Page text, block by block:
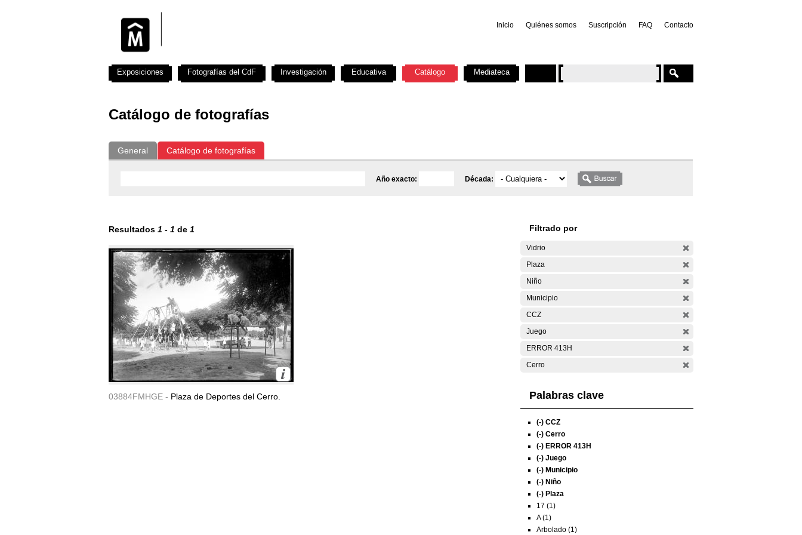
Inicio Quiénes somos Suscripción FAQ Contacto
Catálogo de fotografías
General Catálogo de fotografías
Año exacto: Década:
Resultados 1 - 1 de 1
03884FMHGE - Plaza de Deportes del Cerro.
Filtrado por
Vidrio
Plaza
Niño
Municipio
CCZ
Juego
ERROR 413H
Cerro
Palabras clave
(-) CCZ
(-) Cerro
(-) ERROR 413H
(-) Juego
(-) Municipio
(-) Niño
(-) Plaza
17 (1)
A (1)
Arbolado (1)
Exposiciones Fotografías del CdF Investigación Educativa Catálogo Mediateca